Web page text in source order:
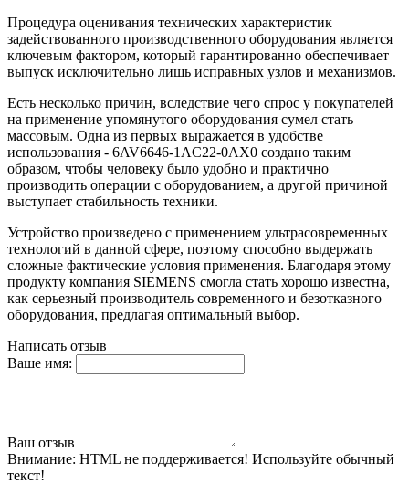
Процедура оценивания технических характеристик
задействованного производственного оборудования является
ключевым фактором, который гарантированно обеспечивает
выпуск исключительно лишь исправных узлов и механизмов.
Есть несколько причин, вследствие чего спрос у покупателей
на применение упомянутого оборудования сумел стать
массовым. Одна из первых выражается в удобстве
использования - 6AV6646-1AC22-0AX0 создано таким
образом, чтобы человеку было удобно и практично
производить операции с оборудованием, а другой причиной
выступает стабильность техники.
Устройство произведено с применением ультрасовременных
технологий в данной сфере, поэтому способно выдержать
сложные фактические условия применения. Благодаря этому
продукту компания SIEMENS смогла стать хорошо известна,
как серьезный производитель современного и безотказного
оборудования, предлагая оптимальный выбор.
Написать отзыв
Ваше имя:
Ваш отзыв
Внимание: HTML не поддерживается! Используйте обычный
текст!